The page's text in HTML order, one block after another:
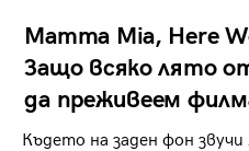
Mamma Mia, Here
Защо всяко лято
да преживеем
Където на заден фон звучи